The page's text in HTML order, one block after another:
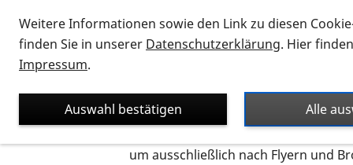
Alle Infomaterialien
Sie möchten wissen, wie Sie nach
Erklärvideos zum Thema
Auf dieser Seite finden Sie
um ausschließlich nach Flyern und
Weitere Informationen sowie den Link zu diesen
finden Sie in unserer Datenschutzerklärung. Hier
Impressum.
Alle
Auswahl bestätigen